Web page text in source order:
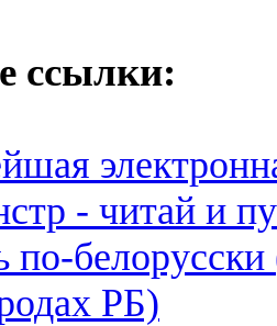
ссылки:
- читай и
белорусски
РБ)